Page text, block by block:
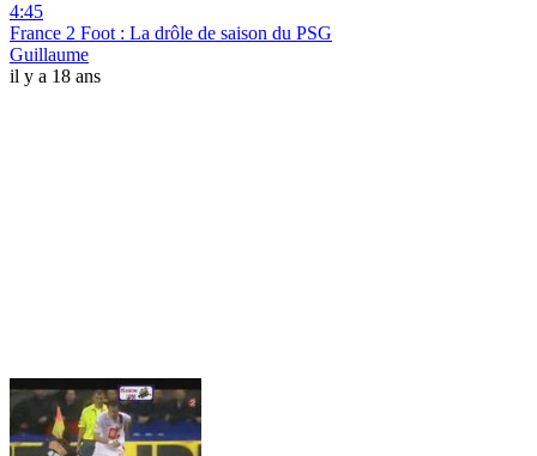
4:45
France 2 Foot : La drôle de saison du PSG
Guillaume
il y a 18 ans